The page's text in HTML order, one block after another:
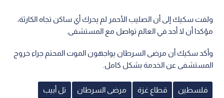
ولفت سكيك إلى أن الصليب الأحمر لم يحرك أي ساكن تجاه الكارثة،
مؤكدا أن لا أحد في العالم تواصل مع المستشفى.
وأكد سكيك أن مرضى السرطان يواجهون الموت المحتم جراء خروج
المستشفى عن الخدمة بشكل كامل.
فلسطين قطاع غزة مرضى السرطان تل أبيب